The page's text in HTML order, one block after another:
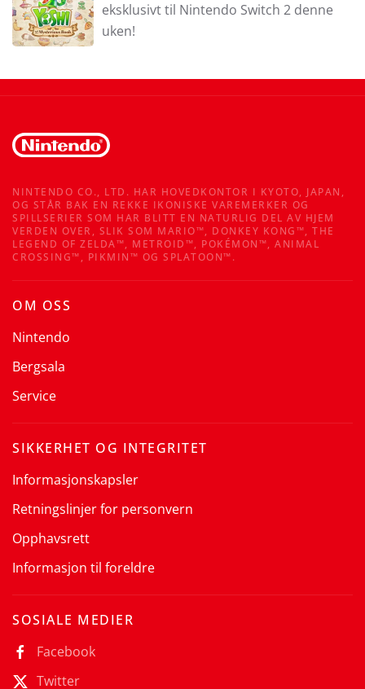
eksklusivt til Nintendo Switch 2 denne
uken!
NINTENDO CO., LTD. HAR HOVEDKONTOR I KYOTO, JAPAN,
OG STÅR BAK EN REKKE IKONISKE VAREMERKER OG
SPILLSERIER SOM HAR BLITT EN NATURLIG DEL AV HJEM
VERDEN OVER, SLIK SOM MARIO™, DONKEY KONG™, THE
LEGEND OF ZELDA™, METROID™, POKÉMON™, ANIMAL
CROSSING™, PIKMIN™ OG SPLATOON™.
OM OSS
Nintendo
Bergsala
Service
SIKKERHET OG INTEGRITET
Informasjonskapsler
Retningslinjer for personvern
Opphavsrett
Informasjon til foreldre
SOSIALE MEDIER
Facebook
Twitter